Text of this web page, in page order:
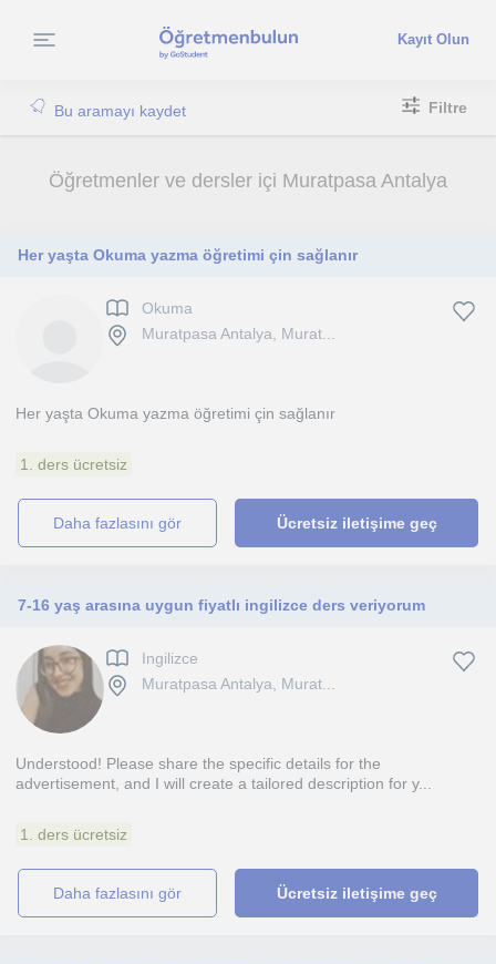
Kayıt Olun
Bu aramayı kaydet Filtre
Öğretmenler ve dersler içi Muratpasa Antalya
Her yaşta Okuma yazma öğretimi çin sağlanır
Okuma
Muratpasa Antalya, Murat...
Her yaşta Okuma yazma öğretimi çin sağlanır
1. ders ücretsiz
daha fazlasını gör Ücretsiz iletişime geç
7-16 yaş arasına uygun fiyatlı ingilizce ders veriyorum
Ingilizce
Muratpasa Antalya, Murat...
Understood! Please share the specific details for the
advertisement, and I will create a tailored description for y...
1. ders ücretsiz
daha fazlasını gör Ücretsiz iletişime geç